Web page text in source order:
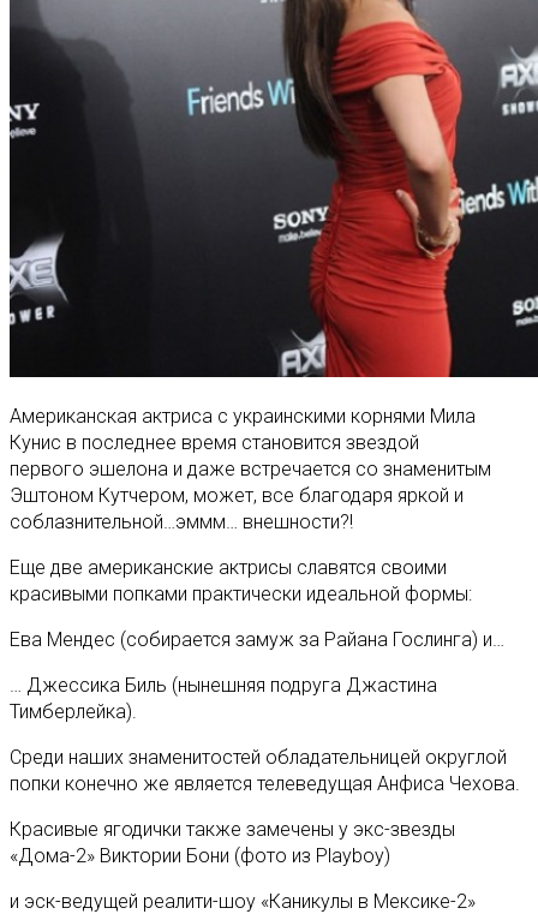
Американская актриса с украинскими корнями Мила
Кунис в последнее время становится звездой
первого эшелона и даже встречается со знаменитым
Эштоном Кутчером, может, все благодаря яркой и
соблазнительной…эммм… внешности?!
Еще две американские актрисы славятся своими
красивыми попками практически идеальной формы:
Ева Мендес (собирается замуж за Райана Гослинга) и…
… Джессика Биль (нынешняя подруга Джастина
Тимберлейка).
Среди наших знаменитостей обладательницей округлой
попки конечно же является телеведущая Анфиса Чехова.
Красивые ягодички также замечены у экс-звезды
«Дома-2» Виктории Бони (фото из Playboy)
и эск-ведущей реалити-шоу «Каникулы в Мексике-2»